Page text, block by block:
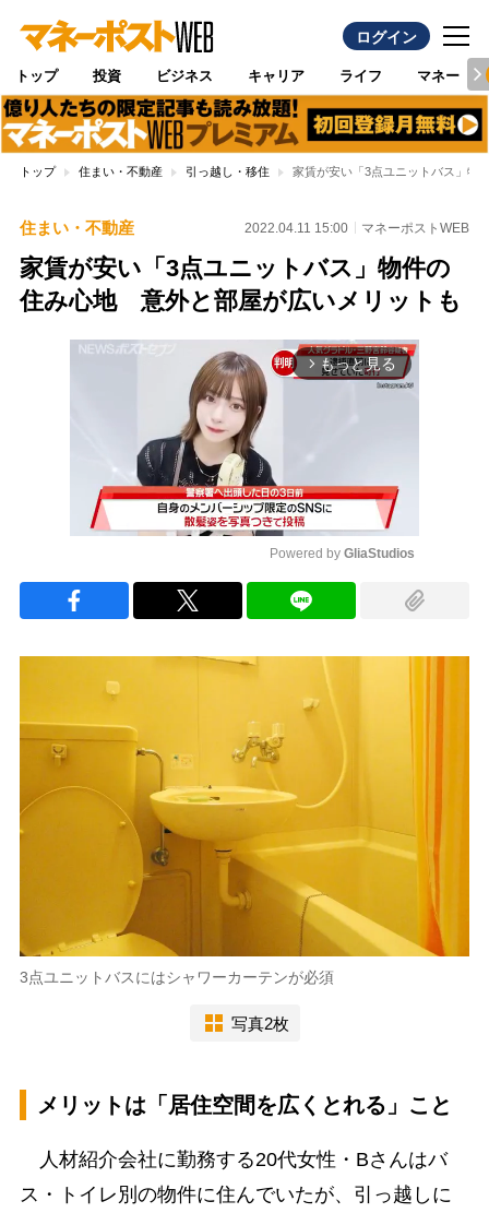
ログイン
トップ 投資 ビジネス キャリア ライフ マネー
トップ 住まい・不動産 引っ越し・移住 家賃が安い「3点ユニットバス」
住まい・不動産 2022.04.11 15:00 マネーポストWEB
家賃が安い「3点ユニットバス」物件の
住み心地 意外と部屋が広いメリットも
arrow_forward_ios もっと見る
Powered by GliaStudios
3点ユニットバスにはシャワーカーテンが必須
写真2枚
メリットは「居住空間を広くとれる」こと
人材紹介会社に勤務する20代女性・Bさんはバ
ス・トイレ別の物件に住んでいたが、引っ越しに